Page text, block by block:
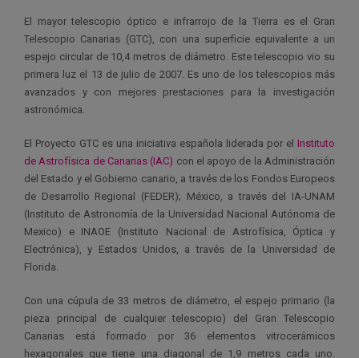
El mayor telescopio óptico e infrarrojo de la Tierra es el Gran
Telescopio Canarias (GTC), con una superficie equivalente a un
espejo circular de 10,4 metros de diámetro. Este telescopio vio su
primera luz el 13 de julio de 2007. Es uno de los telescopios más
avanzados y con mejores prestaciones para la investigación
astronómica.
El Proyecto GTC es una iniciativa española liderada por el Instituto
de Astrofísica de Canarias (IAC) con el apoyo de la Administración
del Estado y el Gobierno canario, a través de los Fondos Europeos
de Desarrollo Regional (FEDER); México, a través del IA-UNAM
(Instituto de Astronomía de la Universidad Nacional Autónoma de
Mexico) e INAOE (Instituto Nacional de Astrofísica, Óptica y
Electrónica), y Estados Unidos, a través de la Universidad de
Florida.
Con una cúpula de 33 metros de diámetro, el espejo primario (la
pieza principal de cualquier telescopio) del Gran Telescopio
Canarias está formado por 36 elementos vitrocerámicos
hexagonales que tiene una diagonal de 1,9 metros cada uno.